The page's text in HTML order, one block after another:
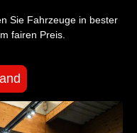
Sie Fahrzeuge in bester
fairen Preis.